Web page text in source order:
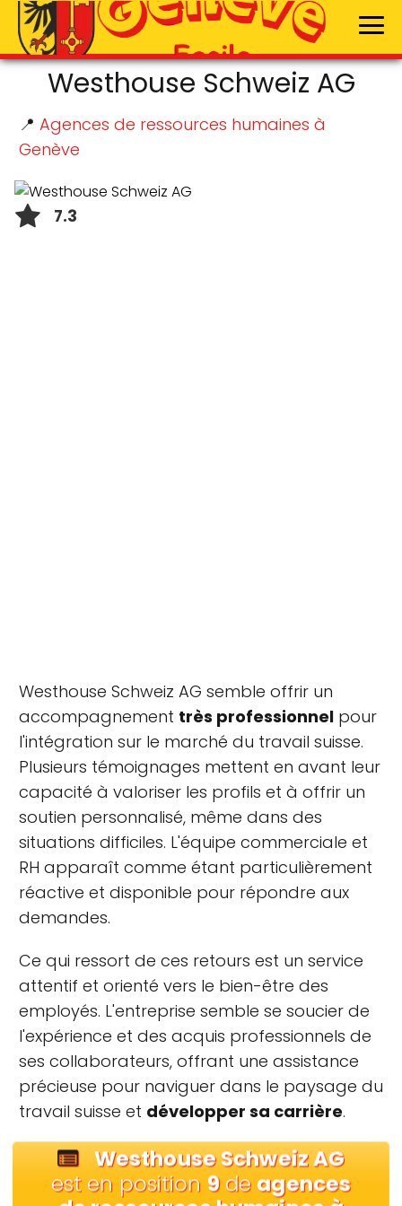
Westhouse Schweiz AG
📍 Agences de ressources humaines à
Genève
7.3
Westhouse Schweiz AG semble offrir un
accompagnement très professionnel pour
l'intégration sur le marché du travail suisse.
Plusieurs témoignages mettent en avant leur
capacité à valoriser les profils et à offrir un
soutien personnalisé, même dans des
situations difficiles. L'équipe commerciale et
RH apparaît comme étant particulièrement
réactive et disponible pour répondre aux
demandes.
Ce qui ressort de ces retours est un service
attentif et orienté vers le bien-être des
employés. L'entreprise semble se soucier de
l'expérience et des acquis professionnels de
ses collaborateurs, offrant une assistance
précieuse pour naviguer dans le paysage du
travail suisse et développer sa carrière.
Westhouse Schweiz AG
est en position 9de agences